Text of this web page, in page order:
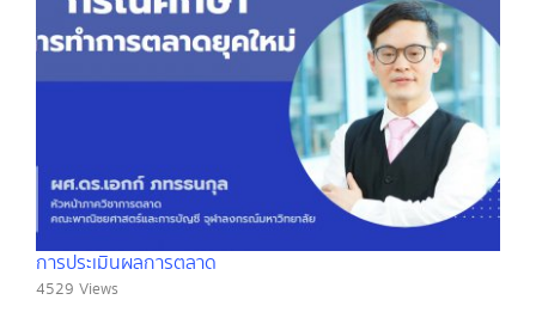
การประเมินผลการตลาด
4529 Views